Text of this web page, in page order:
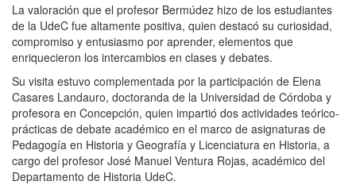
La valoración que el profesor Bermúdez hizo de los estudiantes
de la UdeC fue altamente positiva, quien destacó su curiosidad,
compromiso y entusiasmo por aprender, elementos que
enriquecieron los intercambios en clases y debates.
Su visita estuvo complementada por la participación de Elena
Casares Landauro, doctoranda de la Universidad de Córdoba y
profesora en Concepción, quien impartió dos actividades teórico-
prácticas de debate académico en el marco de asignaturas de
Pedagogía en Historia y Geografía y Licenciatura en Historia, a
cargo del profesor José Manuel Ventura Rojas, académico del
Departamento de Historia UdeC.